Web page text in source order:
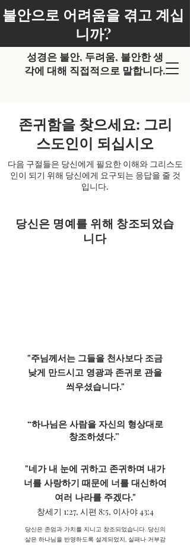
불안으로 어려움을 겪고 계십
니까?
성경은 불안, 두려움, 불안한 생
각에 대해 직접적으로 말합니다.
존귀함을 찾으세요: 그리
스도인이 되십시오
다음 구절들은 당신에게 필요한 이해와 그리스도
인이 되기 위해 당신에게 요구되는 응답을 줄 것
입니다.
당신은 명예를 위해 창조되었습
니다
"주님께서는 그들을 천사보다 조금
낮게 만드시고 영광과 존귀로 관을
씌우셨습니다."
“하나님은 사람을 자신의 형상대로
창조하셨다.”
"네가 내 눈에 귀하고 존귀하며 내가
너를 사랑하기 때문에 너를 대신하여
여러 나라를 주겠다."
창세기 1:27, 시편 8:5, 이사야 43:4
당신은 존엄과 가치를 지니고 창조되었습니다. 당신의
삶은 하나님을 반영하도록 설계되었지, 실패나 거부감